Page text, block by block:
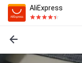
AliExpress